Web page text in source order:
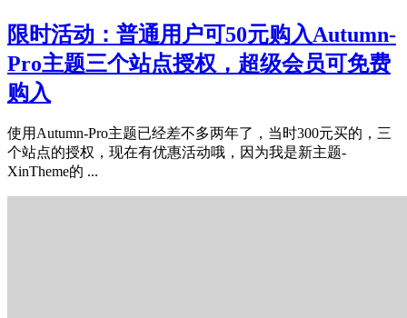
限时活动：普通用户可50元购入Autumn-
Pro主题三个站点授权，超级会员可免费
购入
使用Autumn-Pro主题已经差不多两年了，当时300元买的，三
个站点的授权，现在有优惠活动哦，因为我是新主题-
XinTheme的 ...